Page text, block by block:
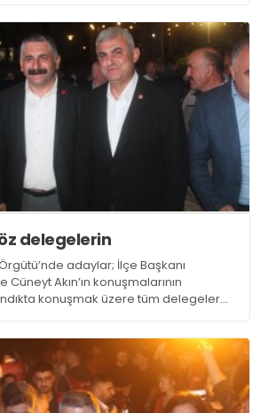
delegelerin
adaylar; İlçe Başkanı
Akın’ın konuşmalarının
konuşmak üzere tüm delegelere